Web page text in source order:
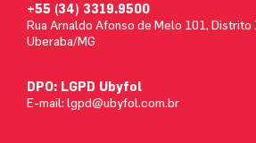
+55 (34) 3319.9500
Rua Arnaldo Afonso de Melo 101,
Uberaba/MG
DPO: LGPD Ubyfol
E-mail: lgpd@ubyfol.com.br